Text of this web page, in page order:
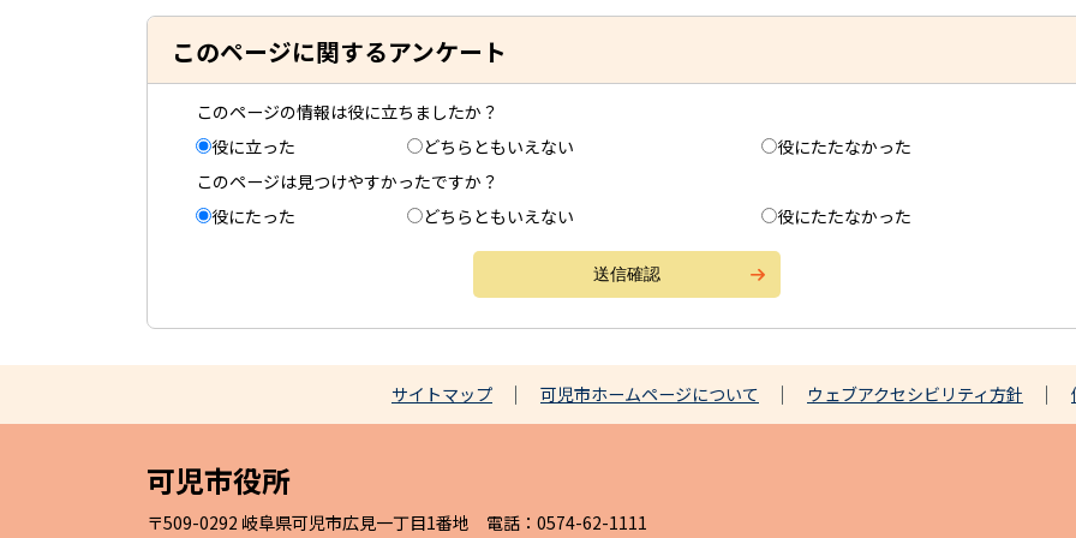
このページに関するアンケート
このページの情報は役に立ちましたか？
役に立った
どちらともいえない
役にたたなかった
このページは見つけやすかったですか？
役にたった
どちらともいえない 役にたたなかった
サイトマップ 可児市ホームページについて ウェブアクセシビリティ方針
可児市役所
〒509-0292 岐阜県可児市広見一丁目1番地 電話：0574-62-1111